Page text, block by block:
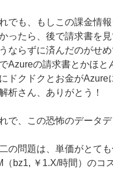
でも、もしこの課金情
ったら、後で請求書を
ならずに済んだのがせ
Azureの請求書とかほ
ドクドクとお金がAzure
解析さん、ありがとう！
で、この恐怖のデータ
の問題は、単価がとて
（bz1, ￥1.X/時間）のコ